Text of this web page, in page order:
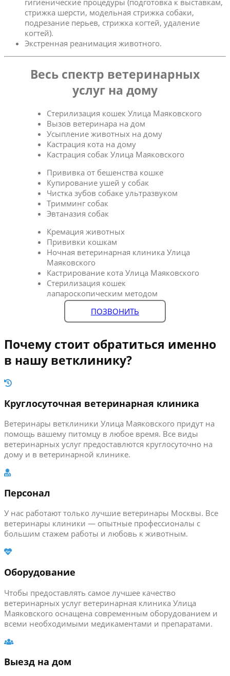
стрижка шерсти, модельная стрижка собаки,
подрезание перьев, стрижка когтей, удаление
когтей).
Экстренная реанимация животного.
Весь спектр ветеринарных
услуг на дому
Стерилизация кошек Улица Маяковского
Вызов ветеринара на дом
Усыпление животных на дому
Кастрация кота на дому
Кастрация собак Улица Маяковского
Прививка от бешенства кошке
Купирование ушей у собак
Чистка зубов собаке ультразвуком
Тримминг собак
Эвтаназия собак
Кремация животных
Прививки кошкам
Ночная ветеринарная клиника Улица
Маяковского
Кастрирование кота Улица Маяковского
Стерилизация кошек
лапароскопическим методом
ПОЗВОНИТЬ
Почему стоит обратиться именно
в нашу ветклинику?
Круглосуточная ветеринарная клиника
Ветеринары ветклиники Улица Маяковского придут на
помощь вашему питомцу в любое время. Все виды
ветеринарных услуг предоставлются круглосуточно на
дому и в ветеринарной клинике.
Персонал
У нас работают только лучшие ветеринары Москвы. Все
ветеринары клиники — опытные профессионалы с
большим стажем работы и любовь к животным.
Оборудование
Чтобы предоставлять самое лучшее качество
ветеринарных услуг ветеринарная клиника Улица
Маяковского оснащена современным оборудованием и
всеми необходимыми медикаментами и препаратами.
Выезд на дом